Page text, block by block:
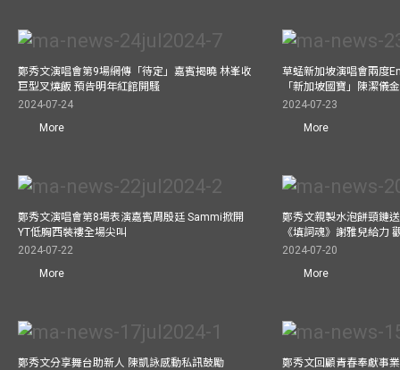
鄭秀文演唱會第9場網傳「待定」嘉賓揭曉 林峯收
巨型叉燒飯 預告明年紅館開騷
2024-07-24
More
草蜢新加坡演唱會兩度
「新加坡國寶」陳潔儀
2024-07-23
More
鄭秀文演唱會第8場表演嘉賓周殷廷 Sammi掀開
YT低胸西裝褸全場尖叫
2024-07-22
More
鄭秀文親製水泡餅頸鏈
《填詞魂》謝雅兒給力
2024-07-20
More
鄭秀文分享舞台助新人 陳凱詠感動私訊鼓勵
鄭秀文回顧青春奉獻事